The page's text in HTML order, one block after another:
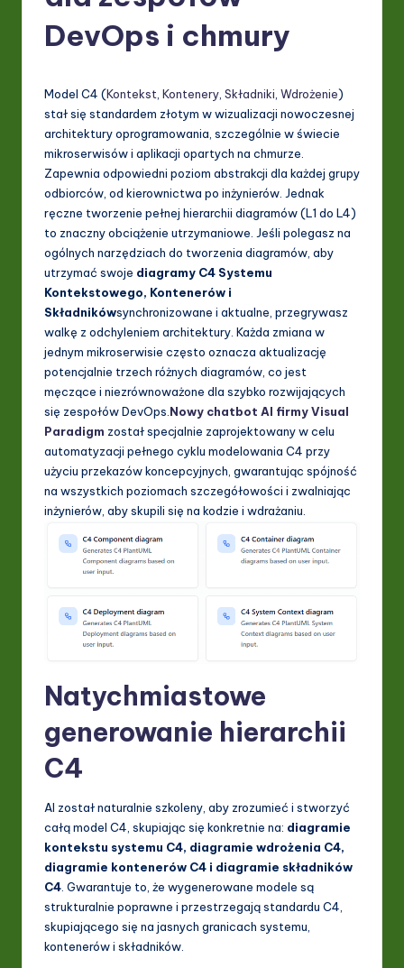
in
A
&
S
o
In
ti
DevOps i chmury
Model C4 (Kontekst Kontenery Składniki Wdrożenie)
stał się standardem złotym w wizualizacji nowoczesnej
architektury oprogramowania, szczególnie w świecie
mikroserwisów i aplikacji opartych na chmurze.
Zapewnia odpowiedni poziom abstrakcji dla każdej grupy
odbiorców, od kierownictwa po inżynierów. Jednak
ręczne tworzenie pełnej hierarchii diagramów (L1 do L4)
to znaczny obciążenie utrzymaniowe. Jeśli polegasz na
ogólnych narzędziach do tworzenia diagramów, aby
utrzymać swoje diagramy C4 Systemu
Kontekstowego, Kontenerów i
Składnikówsynchronizowane i aktualne, przegrywasz
walkę z odchyleniem architektury. Każda zmiana w
jednym mikroserwisie często oznacza aktualizację
potencjalnie trzech różnych diagramów, co jest
męczące i niezrównoważone dla szybko rozwijających
się zespołów DevOps. Nowy chatbot AI firmy Visual
Paradigm został specjalnie zaprojektowany w celu
automatyzacji pełnego cyklu modelowania C4 przy
użyciu przekazów koncepcyjnych, gwarantując spójność
na wszystkich poziomach szczegółowości i zwalniając
inżynierów, aby skupili się na kodzie i wdrażaniu.
Natychmiastowe
generowanie hierarchii
C4
AI został naturalnie szkoleny, aby zrozumieć i stworzyć
całą model C4, skupiając się konkretnie na: diagramie
kontekstu systemu C4, diagramie wdrożenia C4,
diagramie kontenerów C4 i diagramie składników
C4 . Gwarantuje to, że wygenerowane modele są
strukturalnie poprawne i przestrzegają standardu C4,
skupiającego się na jasnych granicach systemu,
kontenerów i składników.